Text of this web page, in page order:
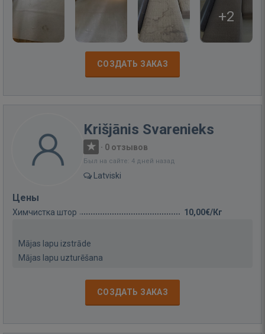
+2
СОЗДАТЬ ЗАКАЗ
Krišjānis Svarenieks
· 0 отзывов
Был на сайте: 4 дней назад
Latviski
Цены
Химчистка штор 10,00€/Кг
Mājas lapu izstrāde
Mājas lapu uzturēšana
СОЗДАТЬ ЗАКАЗ